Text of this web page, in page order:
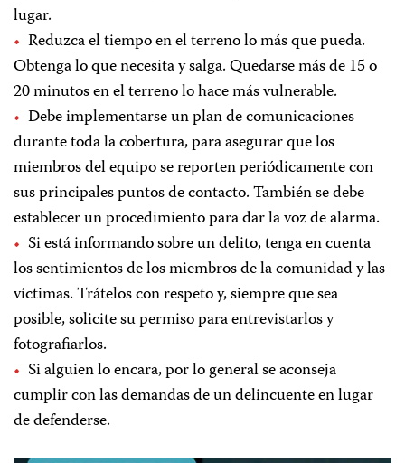
lugar.
Reduzca el tiempo en el terreno lo más que pueda.
Obtenga lo que necesita y salga. Quedarse más de 15 o
20 minutos en el terreno lo hace más vulnerable.
Debe implementarse un plan de comunicaciones
durante toda la cobertura, para asegurar que los
miembros del equipo se reporten periódicamente con
sus principales puntos de contacto. También se debe
establecer un procedimiento para dar la voz de alarma.
Si está informando sobre un delito, tenga en cuenta
los sentimientos de los miembros de la comunidad y las
víctimas. Trátelos con respeto y, siempre que sea
posible, solicite su permiso para entrevistarlos y
fotografiarlos.
Si alguien lo encara, por lo general se aconseja
cumplir con las demandas de un delincuente en lugar
de defenderse.